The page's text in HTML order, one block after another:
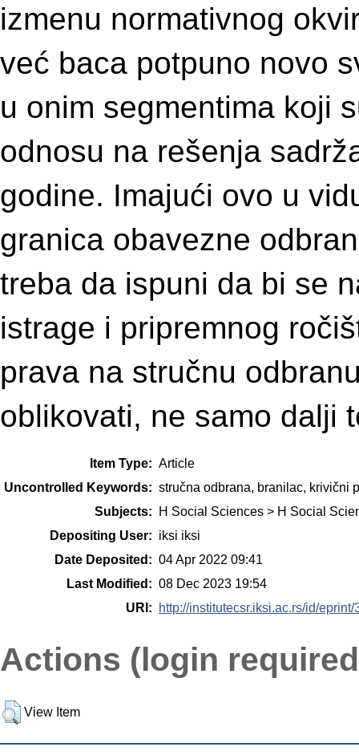
izmenu normativnog
već baca potpuno novo
u onim segmentima koji
odnosu na rešenja
godine. Imajući ovo u
granica obavezne
treba da ispuni da bi se
istrage i pripremnog
prava na stručnu
oblikovati, ne samo dalji
Item Type: Article
Uncontrolled Keywords: stručna odbrana, branilac, krivični
Subjects:
H Social Sciences > H Social
Depositing User: iksi iksi
Date Deposited: 04 Apr 2022 09:41
Last Modified: 08 Dec 2023 19:54
URI:
http://institutecsr.iksi.ac.rs/id/eprint/
Actions (login
View Item